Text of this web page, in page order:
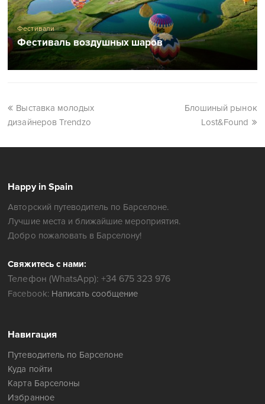
Фестивали
Фестиваль воздушных шаров
Выставка молодых
дизайнеров Trendzo
Блошиный рынок
Lost&Found
Happy in Spain
Авторский путеводитель по Барселоне.
Лучшие места и ближайшие мероприятия.
Добро пожаловать в Барселону!
Свяжитесь с нами:
Телефон (WhatsApp): +34 675 323 976
Facebook: Написать сообщение
Навигация
Путеводитель по Барселоне
Куда пойти
Карта Барселоны
Избранное